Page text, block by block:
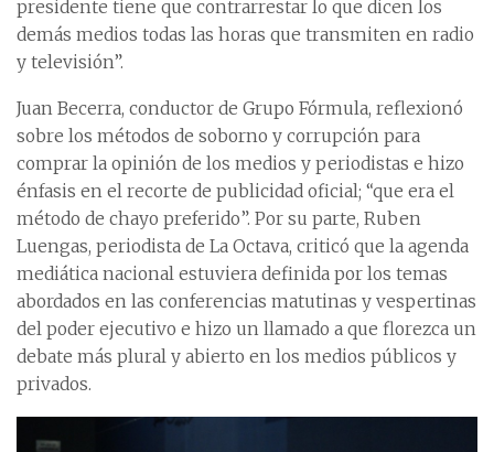
presidente tiene que contrarrestar lo que dicen los
demás medios todas las horas que transmiten en radio
y televisión”.
Juan Becerra, conductor de Grupo Fórmula, reflexionó
sobre los métodos de soborno y corrupción para
comprar la opinión de los medios y periodistas e hizo
énfasis en el recorte de publicidad oficial; “que era el
método de chayo preferido”. Por su parte, Ruben
Luengas, periodista de La Octava, criticó que la agenda
mediática nacional estuviera definida por los temas
abordados en las conferencias matutinas y vespertinas
del poder ejecutivo e hizo un llamado a que florezca un
debate más plural y abierto en los medios públicos y
privados.